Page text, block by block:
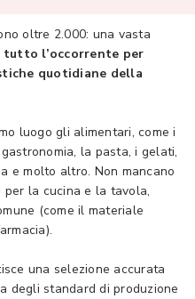
oltre 2.000: una vasta
tutto l’occorrente per
quotidiane della
luogo gli alimentari, come i
la pasta, i gelati,
e molto altro. Non mancano
la cucina e la tavola,
(come il materiale
una selezione accurata
degli standard di produzione